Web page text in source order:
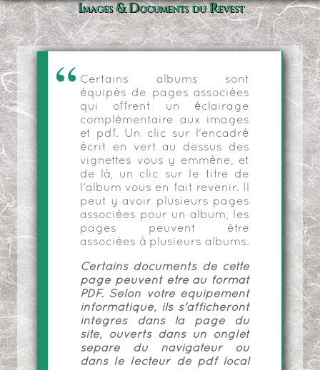
Images & Documents du Revest
Certains albums sont
équipés de pages associées
qui offrent un éclairage
complémentaire aux images
et pdf. Un clic sur l'encadré
écrit en vert au dessus des
vignettes vous y emmène, et
de là, un clic sur le titre de
l'album vous en fait revenir. Il
peut y avoir plusieurs pages
associées pour un album, les
pages peuvent être
associées à plusieurs albums.
Certains documents de cette
page peuvent être au format
PDF. Selon votre équipement
informatique, ils s'afficheront
intégrés dans la page du
site, ouverts dans un onglet
séparé du navigateur ou
dans le lecteur de pdf local